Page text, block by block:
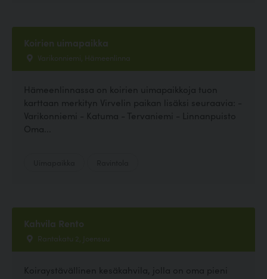
Koirien uimapaikka
Varikonniemi, Hämeenlinna
Hämeenlinnassa on koirien uimapaikkoja tuon
karttaan merkityn Virvelin paikan lisäksi seuraavia: -
Varikonniemi - Katuma - Tervaniemi - Linnanpuisto
Oma...
Kahvila Rento
Rantakatu 2, Joensuu
Koiraystävällinen kesäkahvila, jolla on oma pieni